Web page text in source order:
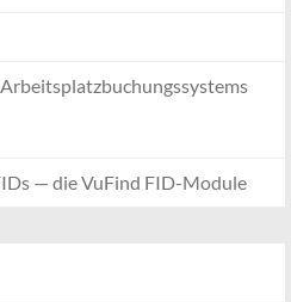
— die VuFind FID-Module